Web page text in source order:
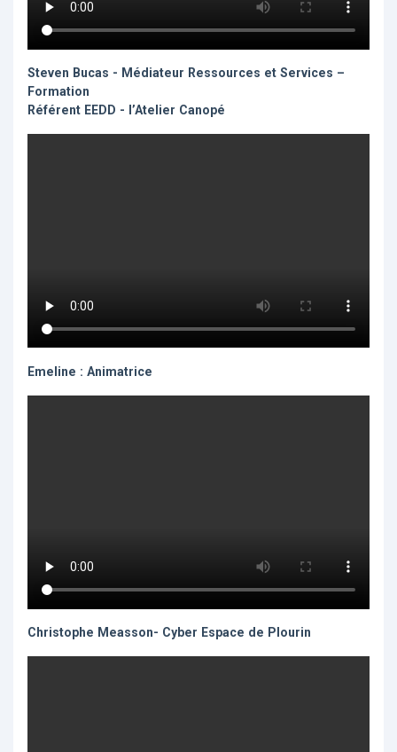
Steven Bucas - Médiateur Ressources et Services –
Formation
Référent EEDD - l’Atelier Canopé
Emeline : Animatrice
Christophe Measson- Cyber Espace de Plourin